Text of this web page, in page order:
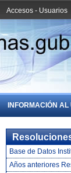
Accesos - Usuarios
INFORMACIÓN
Base de Datos
Años anteriores